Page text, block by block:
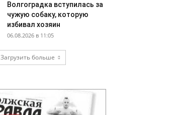
Волгоградка вступилась за
чужую собаку, которую
избивал хозяин
06.08.2026 в 11:05
Загрузить больше